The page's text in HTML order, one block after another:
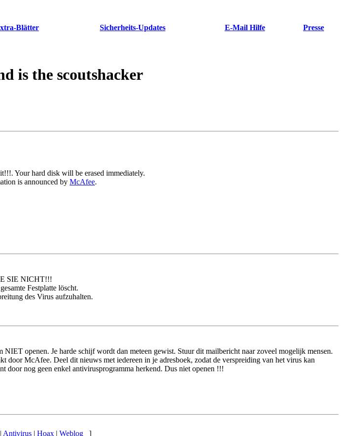
Blätter Sicherheits-Updates E-Mail Hilfe Presse
is the scoutshacker
Your hard disk will be erased immediately.
is announced by McAfee.
SIE NICHT!!!
Festplatte löscht.
des Virus aufzuhalten.
openen. Je harde schijf wordt dan meteen gewist. Stuur dit mailbericht naar zoveel mogelijk mensen.
door McAfee. Deel dit nieuws met iedereen in je adresboek, zodat de verspreiding van het virus kan
nog geen enkel antivirusprogramma herkend. Dus niet openen !!!
| Antivirus | Hoax | Weblog ]